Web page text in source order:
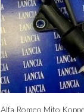
Alfa Romeo Mito